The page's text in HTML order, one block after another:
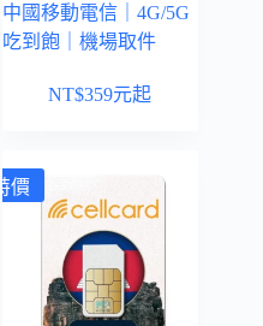
中國移動電信｜4G/5G
吃到飽｜機場取件
NT$359元起
特價